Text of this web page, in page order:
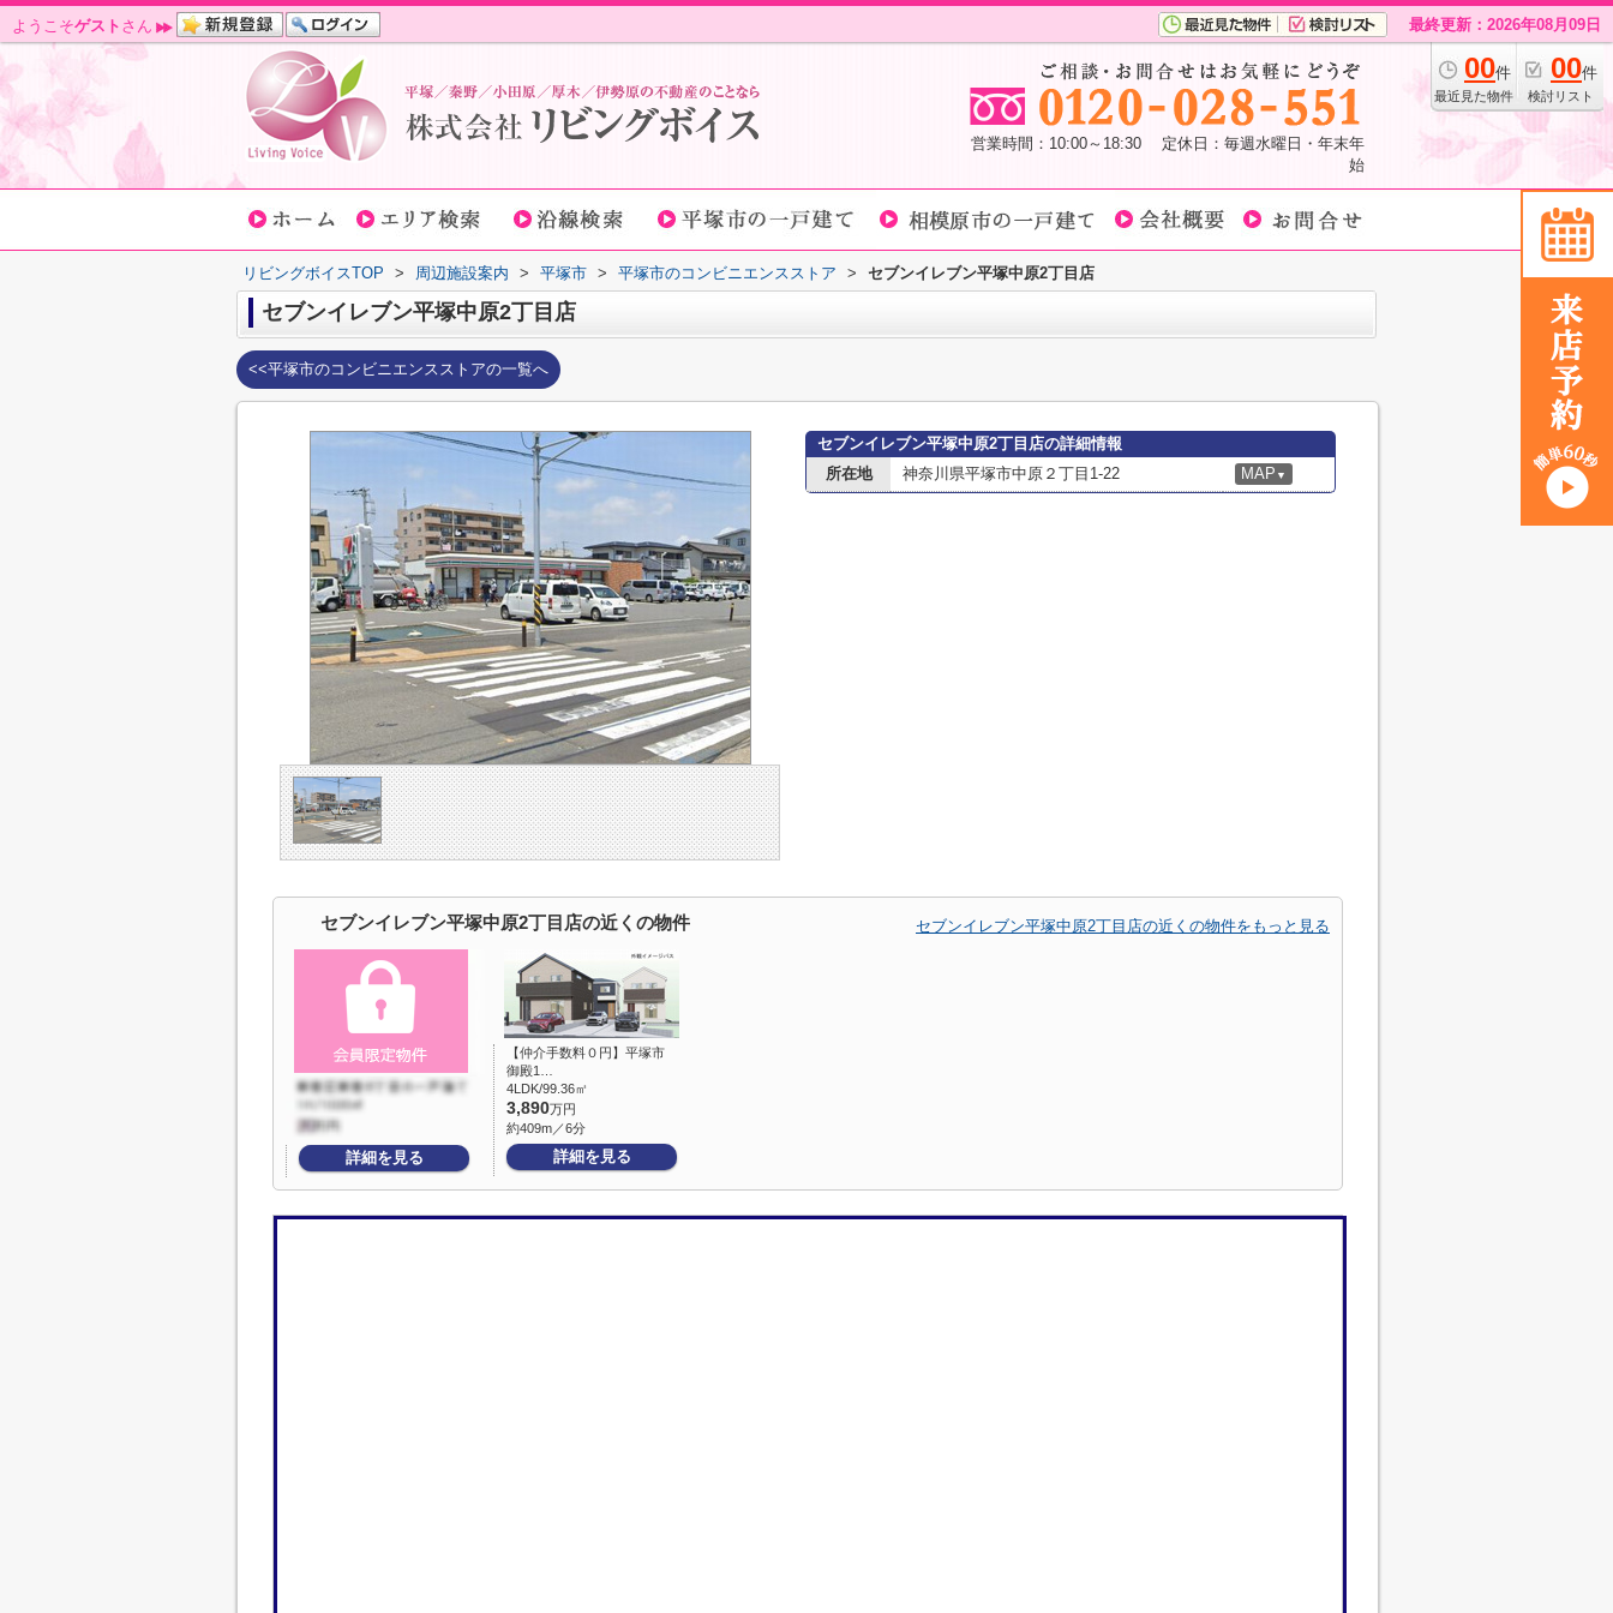
ようこそゲスト さん 最終更新：2026年08月09日
00件
最近見た物件
00件
検討リスト
営業時間：10:00～18:30 定休日：毎週水曜日・年末年
始
リビングボイスTOP > 周辺施設案内 > 平塚市 > 平塚市のコンビニエンスストア > セブンイレブン平塚中原2丁目店
セブンイレブン平塚中原2丁目店
<<平塚市のコンビニエンスストアの一覧へ
セブンイレブン平塚中原2丁目店の詳細情報
所在地
神奈川県平塚市中原２丁目1-22 MAP ▼
セブンイレブン平塚中原2丁目店の近くの物件 セブンイレブン平塚中原2丁目店の近くの物件をもっと見る
詳細を見る
【仲介手数料０円】平塚市
御殿1…
4LDK/99.36㎡
3,890万円
約409m／6分
詳細を見る